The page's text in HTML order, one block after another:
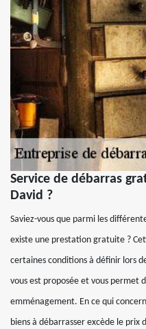
Service de débarras
David ?
Saviez-vous que parmi les
existe une prestation gratuite ?
certaines conditions à définir lors
vous est proposée et vous permet
emménagement. En ce qui
biens à débarrasser excède le prix